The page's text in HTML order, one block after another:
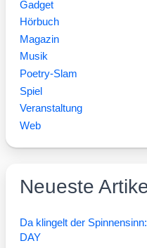
Gadget
Hörbuch
Magazin
Musik
Poetry-Slam
Spiel
Veranstaltung
Web
Neueste
Da klingelt der
DAY